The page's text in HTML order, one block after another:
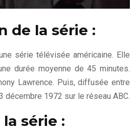
de la série :
série télévisée américaine. Elle
durée moyenne de 45 minutes.
Lawrence. Puis, diffusée entre
décembre 1972 sur le réseau ABC.
série :